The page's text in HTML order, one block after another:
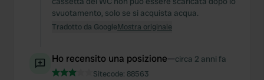
svuotamento, solo se si acquista acqua.
Tradotto da GoogleMostra originale
Ho recensito una posizione—circa 2 anni fa
Sitecode: 88563